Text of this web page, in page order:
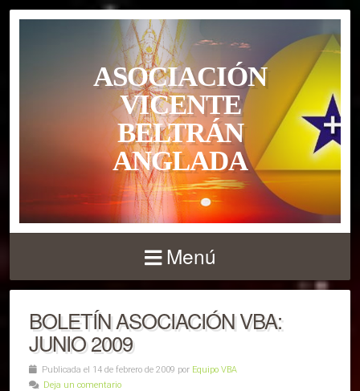
ASOCIACIÓN
VICENTE
BELTRÁN
ANGLADA
Menú
BOLETÍN ASOCIACIÓN VBA:
JUNIO 2009
Publicada el 14 de febrero de 2009 por Equipo VBA
Deja un comentario